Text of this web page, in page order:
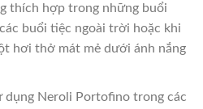
thích hợp trong những buổi
buổi tiệc ngoài trời hoặc khi
hơi thở mát mẻ dưới ánh nắng
dụng Neroli Portofino trong các